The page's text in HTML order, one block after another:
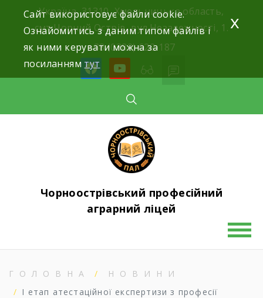
Україна, 31310, Хмельницька область,
смт.Чорний Острів, вул.Незалежності, 1.
+38 (0382) 622-187
facebookyoutube
Чорноострівський професійний
аграрний ліцей
ГОЛОВНА
НОВИНИ
І етап атестаційної експертизи з професії
Сайт використовує файли cookie.
Ознайомитись з даним типом файлів і
як ними керувати можна за
посиланням тут
x